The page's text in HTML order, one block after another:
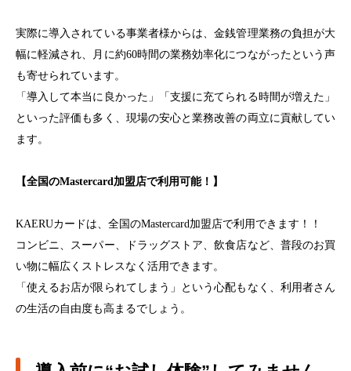
実際に導入されている事業者様からは、金銭管理業務の負担が大
幅に軽減され、月に約60時間の業務効率化につながったという声
も寄せられています。
「導入して本当に良かった」「支援に充てられる時間が増えた」
といった評価も多く、現場の安心と業務改善の両立に貢献してい
ます。
【全国のMastercard加盟店で利用可能！】
KAERUカードは、全国のMastercard加盟店で利用できます！！
コンビニ、スーパー、ドラッグストア、飲食店など、普段のお買
い物に幅広くストレスなく活用できます。
「使えるお店が限られてしまう」という心配もなく、利用者さん
の生活の自由度も高まるでしょう。